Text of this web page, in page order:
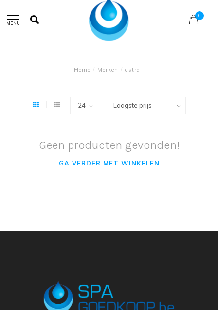
MENU
0
Home / Merken / astral
Geen producten gevonden!
GA VERDER MET WINKELEN